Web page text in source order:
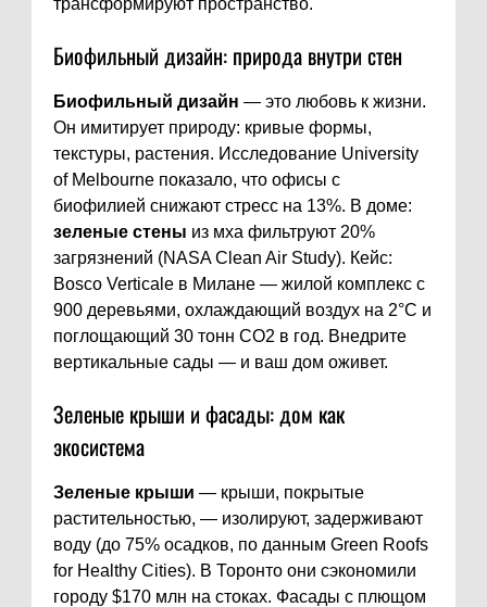
трансформируют пространство.
Биофильный дизайн: природа внутри стен
Биофильный дизайн — это любовь к жизни.
Он имитирует природу: кривые формы,
текстуры, растения. Исследование University
of Melbourne показало, что офисы с
биофилией снижают стресс на 13%. В доме:
зеленые стены из мха фильтруют 20%
загрязнений (NASA Clean Air Study). Кейс:
Bosco Verticale в Милане — жилой комплекс с
900 деревьями, охлаждающий воздух на 2°C и
поглощающий 30 тонн CO2 в год. Внедрите
вертикальные сады — и ваш дом оживет.
Зеленые крыши и фасады: дом как
экосистема
Зеленые крыши — крыши, покрытые
растительностью, — изолируют, задерживают
воду (до 75% осадков, по данным Green Roofs
for Healthy Cities). В Торонто они сэкономили
городу $170 млн на стоках. Фасады с плющом